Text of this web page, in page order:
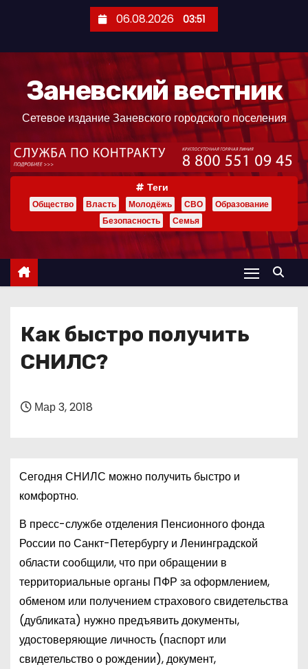
ж
06.08.2026 03:51
Заневский вестник
Сетевое издание Заневского городского поселения
Теги
Общество Власть Молодёжь СВО
Образование
Безопасность
Семья
Как быстро получить
СНИЛС?
Мар 3, 2018
Сегодня СНИЛС можно получить быстро и
комфортно.
В пресс-службе отделения Пенсионного фонда
России по Санкт-Петербургу и Ленинградской
области сообщили, что при обращении в
территориальные органы ПФР за оформлением,
обменом или получением страхового свидетельства
(дубликата) нужно предъявить документы,
удостоверяющие личность (паспорт или
свидетельство о рождении), документ,